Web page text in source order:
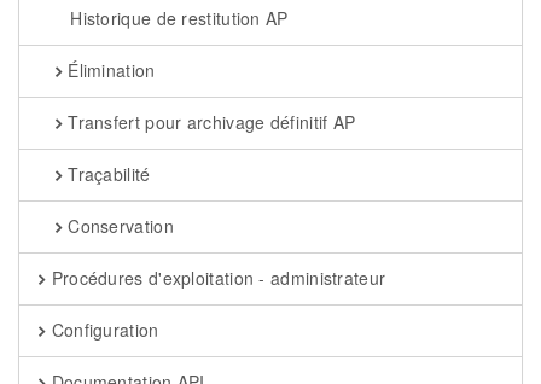
Historique de restitution AP
Élimination
Transfert pour archivage définitif AP
Traçabilité
Conservation
Procédures d'exploitation - administrateur
Configuration